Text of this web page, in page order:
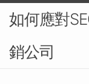
如何應對
銷公司